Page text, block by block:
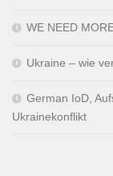
WE NEED
Ukraine – wie
German IoD,
Ukrainekonflikt